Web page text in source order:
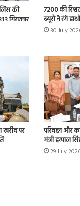
की
गिरफ्तार
7200 की
ब्यूरो ने रंगे
30 July
खरीद पर
परिवहन और
मंत्री हरपाल
29 July